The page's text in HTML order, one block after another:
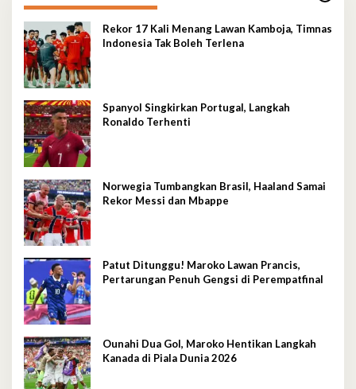
Rekor 17 Kali Menang Lawan Kamboja, Timnas
Indonesia Tak Boleh Terlena
Spanyol Singkirkan Portugal, Langkah
Ronaldo Terhenti
Norwegia Tumbangkan Brasil, Haaland Samai
Rekor Messi dan Mbappe
Patut Ditunggu! Maroko Lawan Prancis,
Pertarungan Penuh Gengsi di Perempatfinal
Ounahi Dua Gol, Maroko Hentikan Langkah
Kanada di Piala Dunia 2026